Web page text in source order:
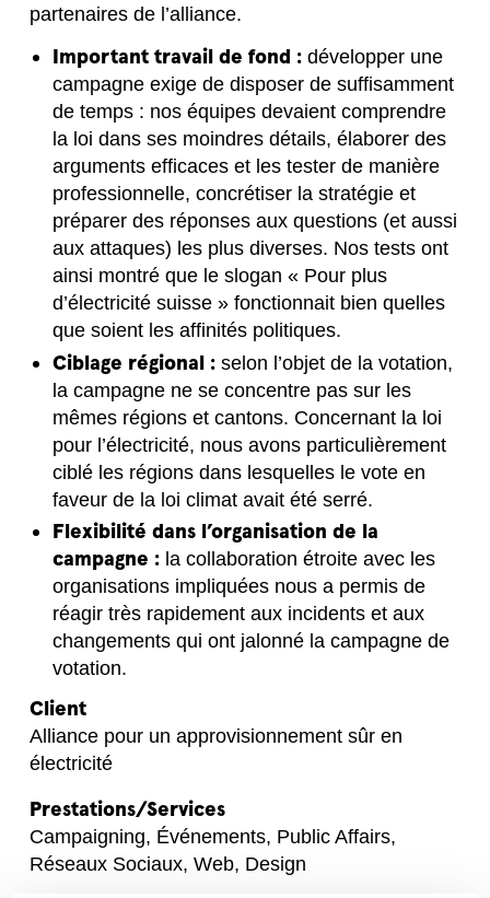
partenaires de l’alliance.
Important travail de fond : développer une
campagne exige de disposer de suffisamment
de temps : nos équipes devaient comprendre
la loi dans ses moindres détails, élaborer des
arguments efficaces et les tester de manière
professionnelle, concrétiser la stratégie et
préparer des réponses aux questions (et aussi
aux attaques) les plus diverses. Nos tests ont
ainsi montré que le slogan « Pour plus
d’électricité suisse » fonctionnait bien quelles
que soient les affinités politiques.
Ciblage régional :selon l’objet de la votation,
la campagne ne se concentre pas sur les
mêmes régions et cantons. Concernant la loi
pour l’électricité, nous avons particulièrement
ciblé les régions dans lesquelles le vote en
faveur de la loi climat avait été serré.
Flexibilité dans l’organisation de la
campagne :la collaboration étroite avec les
organisations impliquées nous a permis de
réagir très rapidement aux incidents et aux
changements qui ont jalonné la campagne de
votation.
Client
Alliance pour un approvisionnement sûr en
électricité
Prestations/Services
Campaigning, Événements, Public Affairs,
Réseaux Sociaux, Web, Design